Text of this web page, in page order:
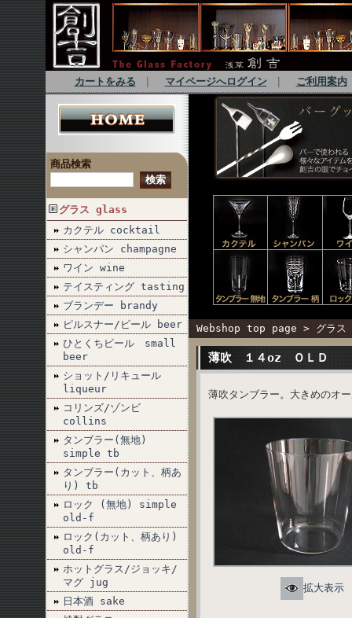
カートをみる マイページへログイン｜ ご利用案内
商品検索
グラス glass
カクテル cocktail
シャンパン champagne
ワイン wine
テイスティング tasting
ブランデー brandy
ピルスナー/ビール beer
ひとくちビール small
beer
ショット/リキュール
liqueur
コリンズ/ゾンビ
collins
タンブラー(無地)
simple tb
タンブラー(カット、柄あ
り) tb
ロック (無地) simple
old-f
ロック(カット、柄あり)
old-f
ホットグラス/ジョッキ/
マグ jug
日本酒 sake
Webshop top page > グラ
薄吹 １４oz ＯＬＤ
薄吹タンブラー。大きめのオ
拡大表示